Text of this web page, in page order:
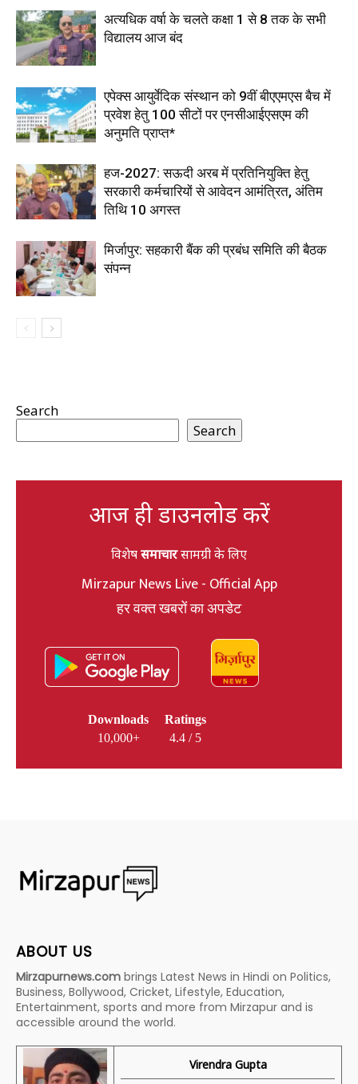
अत्यधिक वर्षा के चलते कक्षा 1 से 8 तक के सभी
विद्यालय आज बंद
एपेक्स आयुर्वेदिक संस्थान को 9वीं बीएएमएस बैच में
प्रवेश हेतु 100 सीटों पर एनसीआईएसएम की
अनुमति प्राप्त*
हज-2027: सऊदी अरब में प्रतिनियुक्ति हेतु
सरकारी कर्मचारियों से आवेदन आमंत्रित, अंतिम
तिथि 10 अगस्त
मिर्जापुर: सहकारी बैंक की प्रबंध समिति की बैठक
संपन्न
Search
Search
आज ही डाउनलोड करें
विशेषसमाचारसामग्री के लिए
Mirzapur News Live - Official App
हर वक्त खबरों का अपडेट
Downloads
10,000+
Ratings
4.4 / 5
ABOUT US
Mirzapurnews.com brings Latest News in Hindi on Politics,
Business, Bollywood, Cricket, Lifestyle, Education,
Entertainment, sports and more from Mirzapur and is
accessible around the world.
Virendra Gupta